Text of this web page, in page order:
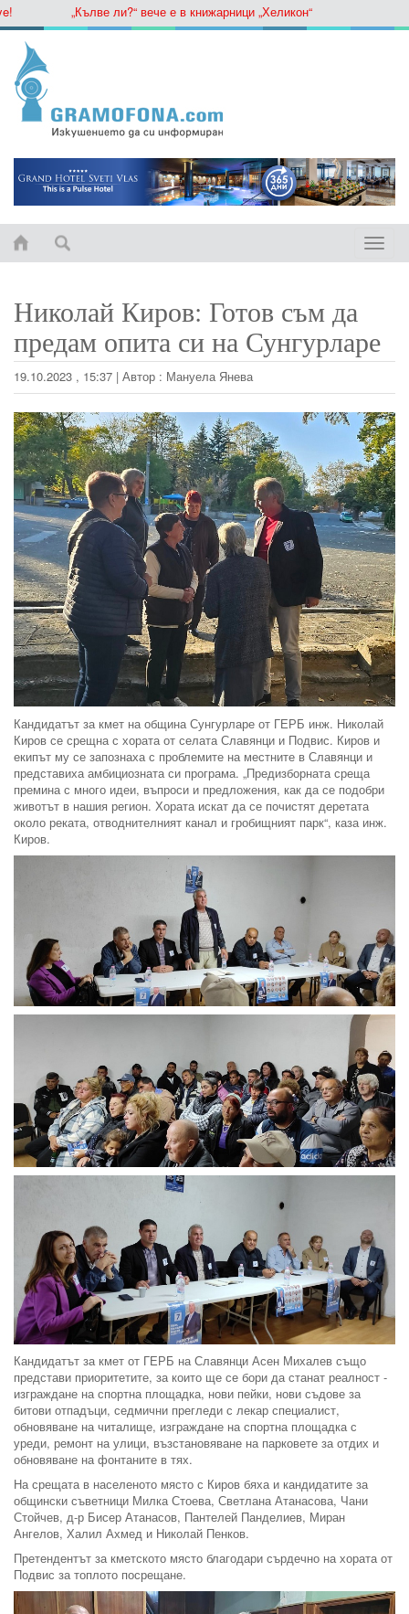
„Кълве ли?“ вече е в книжарници „Хеликон“
Toggle
Николай Киров: Готов съм да
предам опита си на Сунгурларе
19.10.2023 , 15:37 | Автор : Мануела Янева
Кандидатът за кмет на община Сунгурларе от ГЕРБ инж. Николай
Киров се срещна с хората от селата Славянци и Подвис. Киров и
екипът му се запознаха с проблемите на местните в Славянци и
представиха амбициозната си програма. „Предизборната среща
премина с много идеи, въпроси и предложения, как да се подобри
животът в нашия регион. Хората искат да се почистят деретата
около реката, отводнителният канал и гробищният парк“, каза инж.
Киров.
Кандидатът за кмет от ГЕРБ на Славянци Асен Михалев също
представи приоритетите, за които ще се бори да станат реалност -
изграждане на спортна площадка, нови пейки, нови съдове за
битови отпадъци, седмични прегледи с лекар специалист,
обновяване на читалище, изграждане на спортна площадка с
уреди, ремонт на улици, възстановяване на парковете за отдих и
обновяване на фонтаните в тях.
На срещата в населеното място с Киров бяха и кандидатите за
общински съветници Милка Стоева, Светлана Атанасова, Чани
Стойчев, д-р Бисер Атанасов, Пантелей Панделиев, Миран
Ангелов, Халил Ахмед и Николай Пенков.
Претендентът за кметското място благодари сърдечно на хората от
Подвис за топлото посрещане.